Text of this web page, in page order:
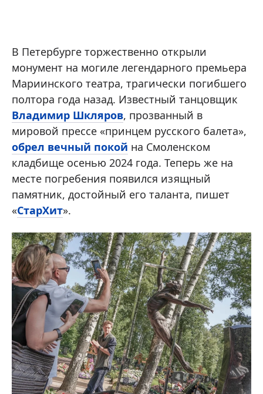
В Петербурге торжественно открыли
монумент на могиле легендарного премьера
Мариинского театра, трагически погибшего
полтора года назад. Известный танцовщик
Владимир Шкляров, прозванный в
мировой прессе «принцем русского балета»,
обрел вечный покой на Смоленском
кладбище осенью 2024 года. Теперь же на
месте погребения появился изящный
памятник, достойный его таланта, пишет
«СтарХит».